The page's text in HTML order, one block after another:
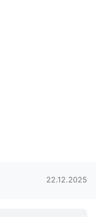
22.12.2025